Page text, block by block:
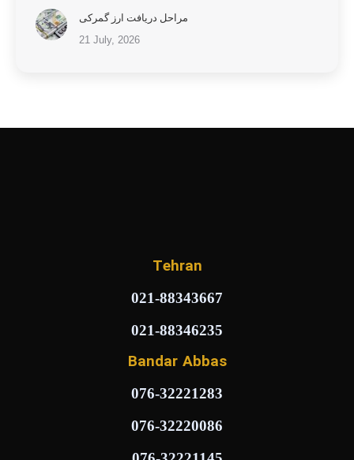
مراحل دریافت ارز گمرکی
21 July, 2026
Tehran
021-88343667
021-88346235
Bandar Abbas
076-32221283
076-32220086